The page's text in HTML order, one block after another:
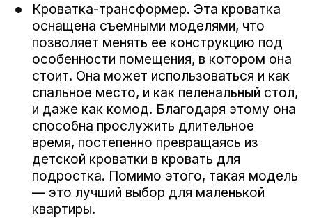
Кроватка-трансформер. Эта кроватка
оснащена съемными моделями, что
позволяет менять ее конструкцию под
особенности помещения, в котором она
стоит. Она может использоваться и как
спальное место, и как пеленальный стол,
и даже как комод. Благодаря этому она
способна прослужить длительное
время, постепенно превращаясь из
детской кроватки в кровать для
подростка. Помимо этого, такая модель
— это лучший выбор для маленькой
квартиры.